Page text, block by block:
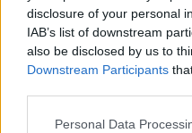
disclosure of your personal
IAB’s list of downstream
also be disclosed by us to
Downstream Participants
Personal Data